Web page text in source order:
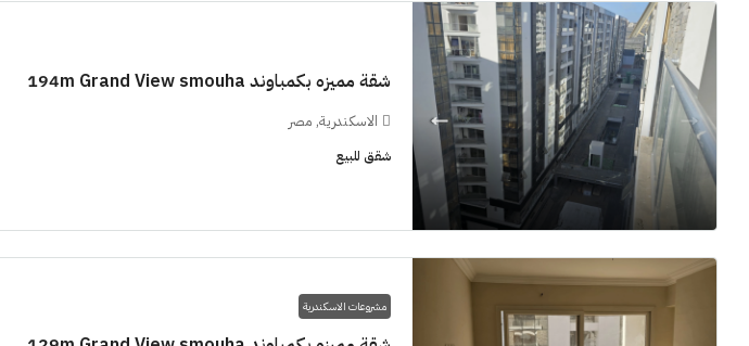
شقة مميزه بكمباوند 194m Grand View smouha
الاسكندرية, مصر
شقق للبيع
مشروعات الاسكندرية
11M$
شقق للبيع, فلل, كمبوند